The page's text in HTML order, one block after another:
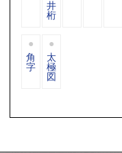
井
桁
角
字
太
極
図